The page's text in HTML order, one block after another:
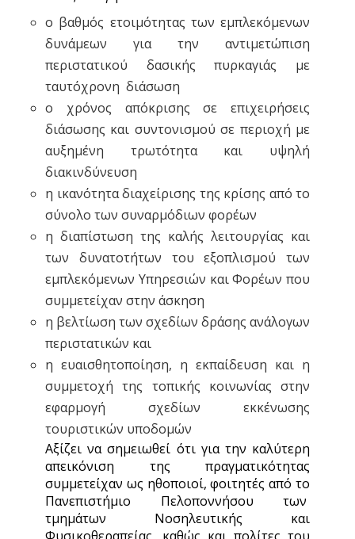
ο βαθμός ετοιμότητας των εμπλεκόμενων
δυνάμεων για την αντιμετώπιση
περιστατικού δασικής πυρκαγιάς με
ταυτόχρονη διάσωση
ο χρόνος απόκρισης σε επιχειρήσεις
διάσωσης και συντονισμού σε περιοχή με
αυξημένη τρωτότητα και υψηλή
διακινδύνευση
η ικανότητα διαχείρισης της κρίσης από το
σύνολο των συναρμόδιων φορέων
η διαπίστωση της καλής λειτουργίας και
των δυνατοτήτων του εξοπλισμού των
εμπλεκόμενων Υπηρεσιών και Φορέων που
συμμετείχαν στην άσκηση
η βελτίωση των σχεδίων δράσης ανάλογων
περιστατικών και
η ευαισθητοποίηση, η εκπαίδευση και η
συμμετοχή της τοπικής κοινωνίας στην
εφαρμογή σχεδίων εκκένωσης
τουριστικών υποδομών
Αξίζει να σημειωθεί ότι για την καλύτερη
απεικόνιση της πραγματικότητας
συμμετείχαν ως ηθοποιοί, φοιτητές από το
Πανεπιστήμιο Πελοποννήσου των
τμημάτων Νοσηλευτικής και